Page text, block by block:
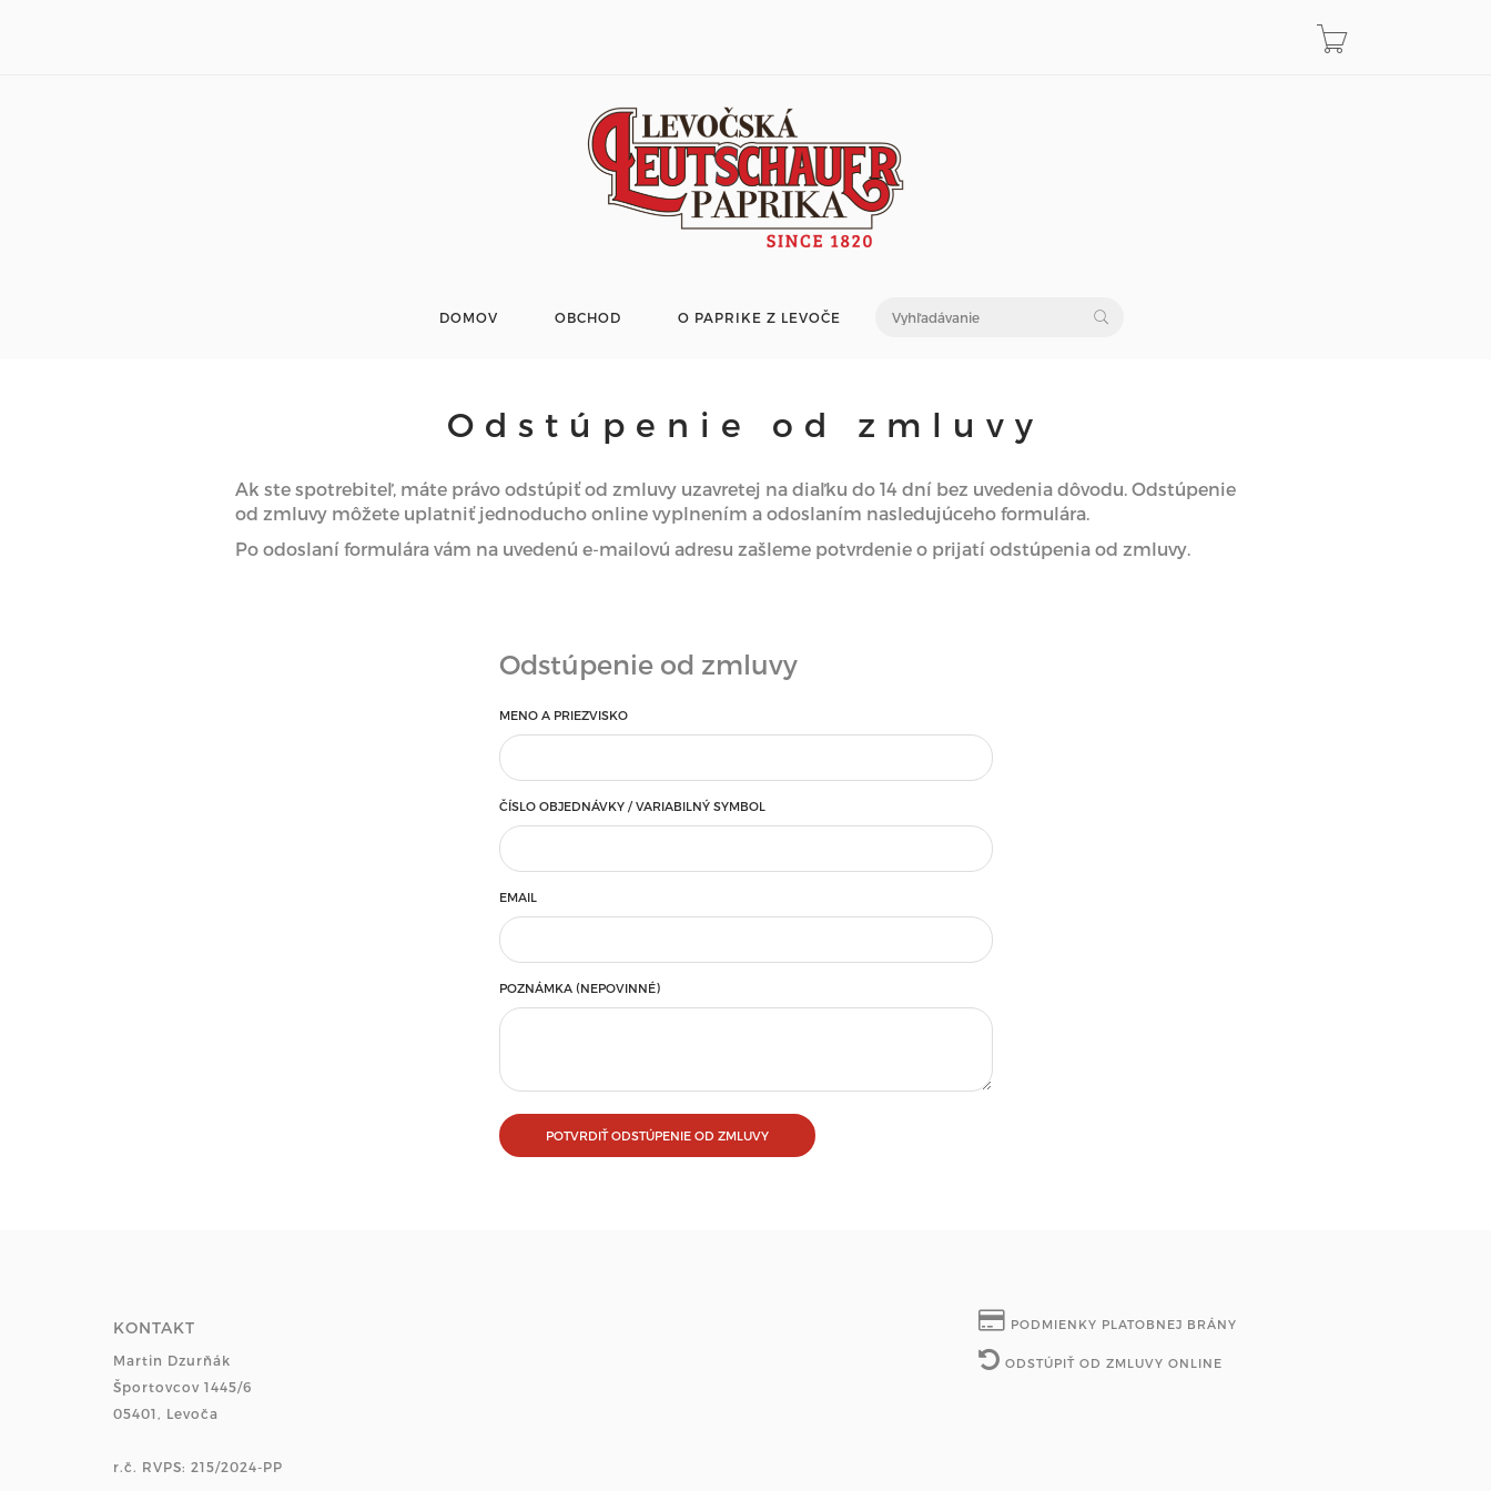
DOMOV OBCHOD O PAPRIKE Z LEVOČE
Odstúpenie od zmluvy
Ak ste spotrebiteľ, máte právo odstúpiť od zmluvy uzavretej na diaľku do 14 dní bez uvedenia dôvodu. Odstúpenie
od zmluvy môžete uplatniť jednoducho online vyplnením a odoslaním nasledujúceho formulára.
Po odoslaní formulára vám na uvedenú e-mailovú adresu zašleme potvrdenie o prijatí odstúpenia od zmluvy.
Odstúpenie od zmluvy
MENO A PRIEZVISKO
ČÍSLO OBJEDNÁVKY / VARIABILNÝ SYMBOL
EMAIL
POZNÁMKA (NEPOVINNÉ)
KONTAKT
Martin Dzurňák
Športovcov 1445/6
05401, Levoča
r.č. RVPS: 215/2024-PP
PODMIENKY PLATOBNEJ BRÁNY
ODSTÚPIŤ OD ZMLUVY ONLINE